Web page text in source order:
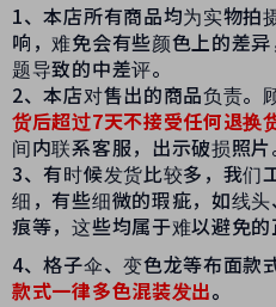
1、本店所有商品均为实物拍
响，难免会有些颜色上的差
题导致的中差评。
2、本店对售出的商品负责。
货后超过7天不接受任何退换
间内联系客服，出示破损照片
3、有时候发货比较多，我们
细，有些细微的瑕疵，如线
痕等，这些均属于难以避免的
4、格子伞、变色龙等布面款
款式一律多色混装发出。